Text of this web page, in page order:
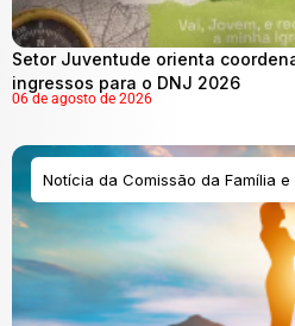
Setor Juventude orienta
ingressos para o DNJ 2026
06 de agosto de 2026
Notícia da Comissão da Família e